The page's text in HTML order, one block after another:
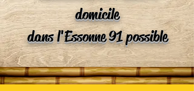
domicile
dans l'Essonne 91 possible